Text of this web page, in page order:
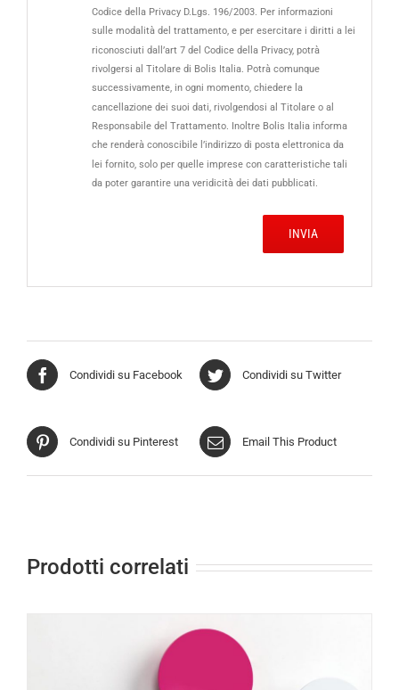
Codice della Privacy D.Lgs. 196/2003. Per informazioni
sulle modalità del trattamento, e per esercitare i diritti a lei
riconosciuti dall’art 7 del Codice della Privacy, potrà
rivolgersi al Titolare di Bolis Italia. Potrà comunque
successivamente, in ogni momento, chiedere la
cancellazione dei suoi dati, rivolgendosi al Titolare o al
Responsabile del Trattamento. Inoltre Bolis Italia informa
che renderà conoscibile l’indirizzo di posta elettronica da
lei fornito, solo per quelle imprese con caratteristiche tali
da poter garantire una veridicità dei dati pubblicati.
Condividi su Facebook Condividi su Twitter
Condividi su Pinterest Email This Product
Prodotti correlati